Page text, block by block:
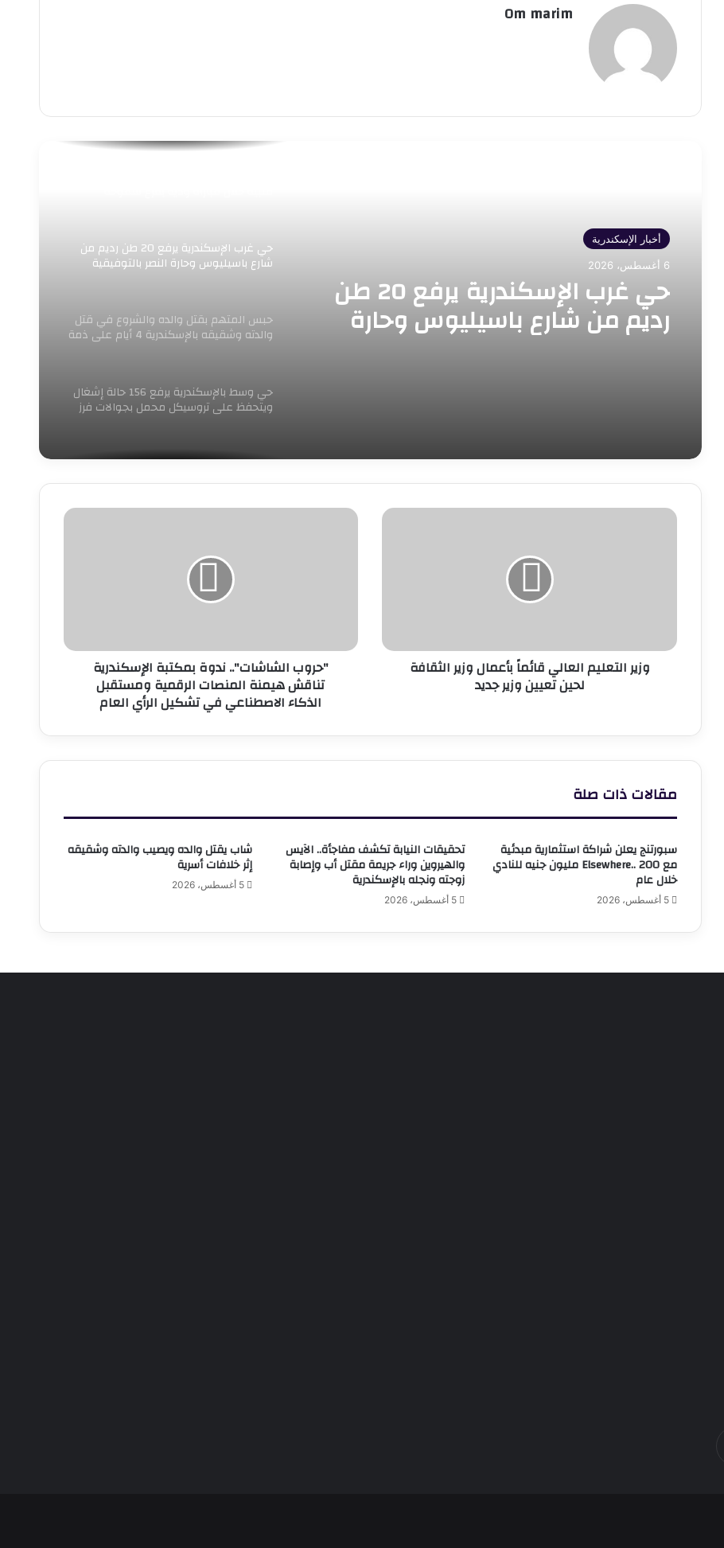
Om marim
أخبار الإسكندرية
6 أغسطس، 2026
حي غرب الإسكندرية يرفع 20 طن
رديم من شارع باسيليوس وحارة
النصر بالتوفيقية
حي غرب الإسكندرية يرفع 20 طن رديم من
شارع باسيليوس وحارة النصر بالتوفيقية
حبس المتهم بقتل والده والشروع في قتل
والدته وشقيقه بالإسكندرية 4 أيام على ذمة
حي وسط بالإسكندرية يرفع 156 حالة إشغال
ويتحفظ على تروسيكل محمل بجوالات فرز
وزير
تعيين
وزير التعليم العالي قائماً بأعمال وزير الثقافة
لحين تعيين وزير جديد
"حروب
الرقمية
ومستقبل
الاصطناعي
تشكيل
"حروب الشاشات".. ندوة بمكتبة الإسكندرية
تناقش هيمنة المنصات الرقمية ومستقبل
الذكاء الاصطناعي في تشكيل الرأي العام
مقالات ذات صلة
سبورتنج يعلن شراكة استثمارية مبدئية
مع Elsewhere.. 200 مليون جنيه للنادي
خلال عام
5 أغسطس، 2026
تحقيقات النيابة تكشف مفاجأة.. الآيس
والهيروين وراء جريمة مقتل أب وإصابة
زوجته ونجله بالإسكندرية
5 أغسطس، 2026
شاب يقتل والده ويصيب والدته وشقيقه
إثر خلافات أسرية
5 أغسطس، 2026